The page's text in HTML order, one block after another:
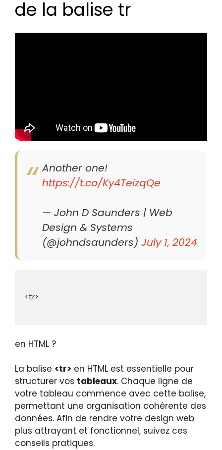
de la balise tr
Another one!
https://t.co/Ky4TeizqQe
— John D Saunders | Web
Design & Systems
(@johndsaunders) July 1, 2024
en HTML ?
La balise <tr> en HTML est essentielle pour
structurer vos tableaux. Chaque ligne de
votre tableau commence avec cette balise,
permettant une organisation cohérente des
données. Afin de rendre votre design web
plus attrayant et fonctionnel, suivez ces
conseils pratiques.